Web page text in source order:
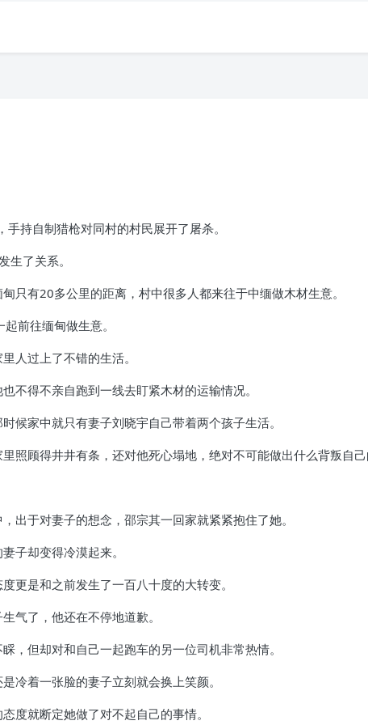
持自制猎枪对同村的村民展开了屠杀。
生了关系。
只有20多公里的距离，村中很多人都来往于中缅做木材生意。
前往缅甸做生意。
人过上了不错的生活。
不得不亲自跑到一线去盯紧木材的运输情况。
候家中就只有妻子刘晓宇自己带着两个孩子生活。
照顾得井井有条，还对他死心塌地，绝对不可能做出什么背叛自
出于对妻子的想念，邵宗其一回家就紧紧抱住了她。
子却变得冷漠起来。
更是和之前发生了一百八十度的大转变。
气了，他还在不停地道歉。
，但却对和自己一起跑车的另一位司机非常热情。
冷着一张脸的妻子立刻就会换上笑颜。
度就断定她做了对不起自己的事情。